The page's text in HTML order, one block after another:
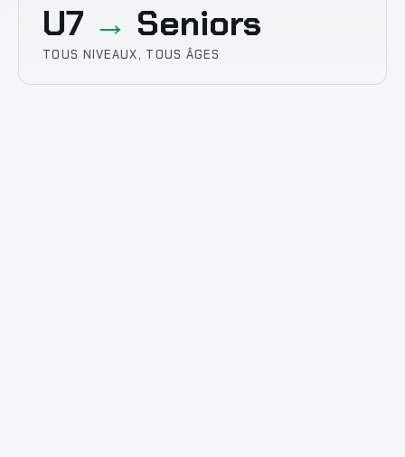
U7 → Seniors
TOUS NIVEAUX, TOUS ÂGES